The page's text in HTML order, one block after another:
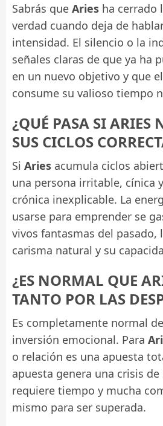
Sabrás que Aries ha cerrado
verdad cuando deja de
intensidad. El silencio o la
señales claras de que ya ha
en un nuevo objetivo y que
consume su valioso tiempo
¿QUÉ PASA SI ARIES
SUS CICLOS
Si Aries acumula ciclos
una persona irritable, cínica
crónica inexplicable. La
usarse para emprender se
vivos fantasmas del pasado,
carisma natural y su
¿ES NORMAL QUE
TANTO POR LAS
Es completamente normal
inversión emocional. Para
o relación es una apuesta
apuesta genera una crisis
requiere tiempo y mucha
mismo para ser superada.